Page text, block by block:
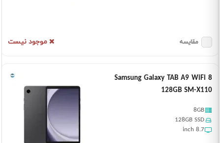
موجود نیست مقایسه
Samsung Galaxy TAB A9 WiFi 8
128GB SM-X110
8GB
128GB SSD
8.7 inch